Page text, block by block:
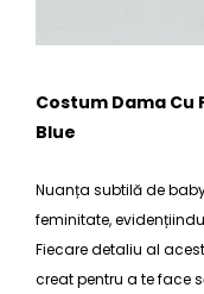
Costum Dama Cu
Blue
Nuanța subtilă de
feminitate,
Fiecare detaliu al
creat pentru a te face